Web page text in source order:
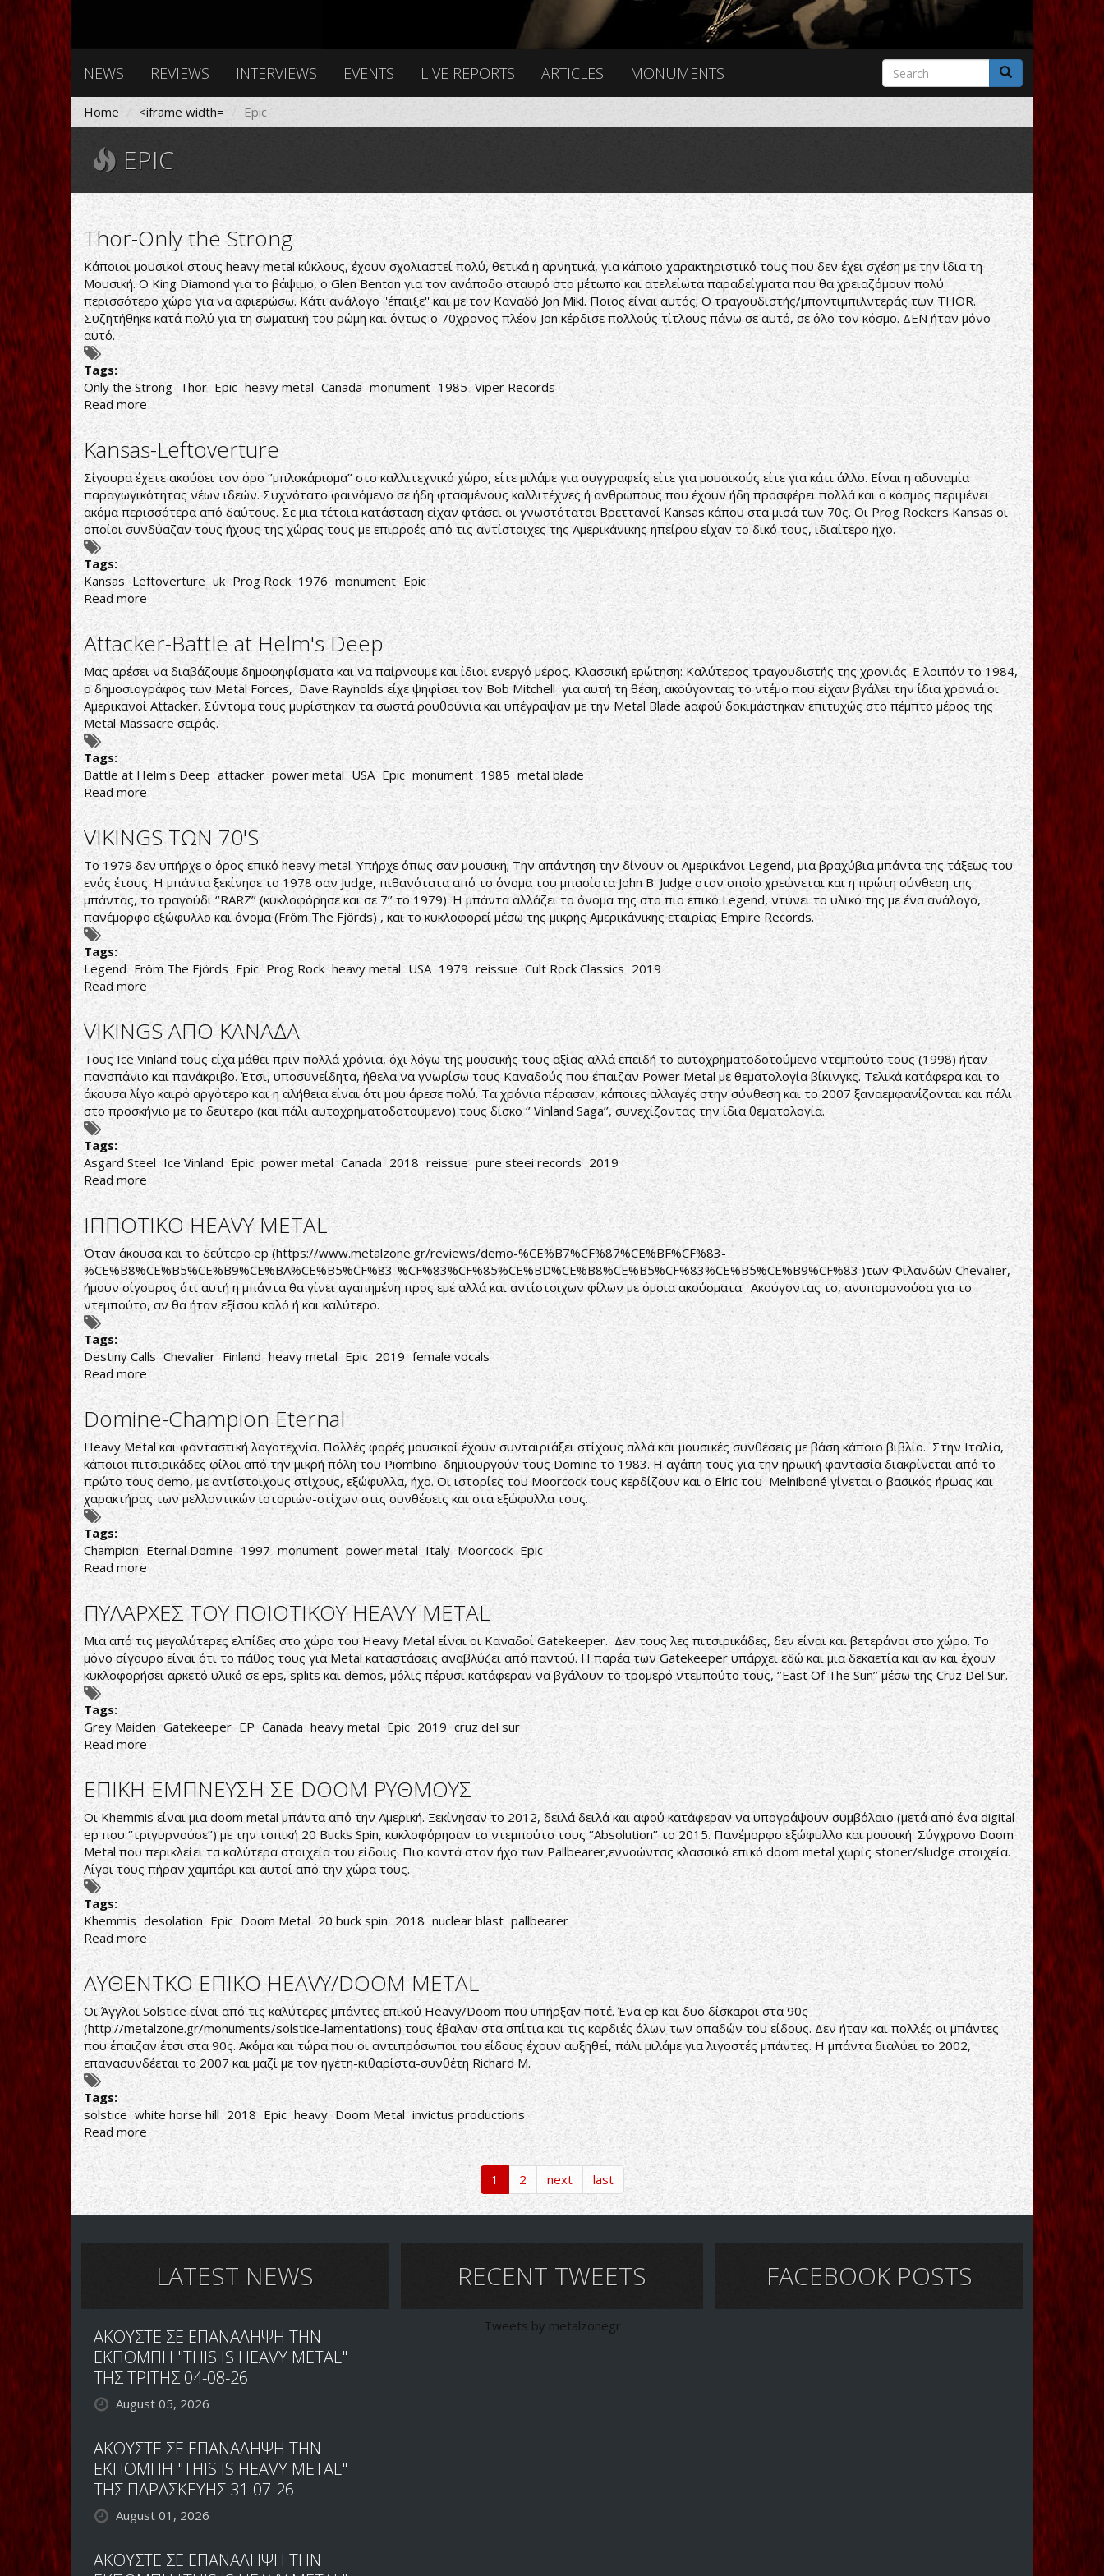
NEWS REVIEWS INTERVIEWS EVENTS LIVE REPORTS ARTICLES MONUMENTS
Search
form
Search
Home <iframe width= Epic
EPIC
Thor-Only the Strong
Κάποιοι μουσικοί στους heavy metal κύκλους, έχουν σχολιαστεί πολύ, θετικά ή αρνητικά, για κάποιο χαρακτηριστικό τους που δεν έχει σχέση με την ίδια τη
Μουσική. Ο King Diamond για το βάψιμο, o Glen Benton για τον ανάποδο σταυρό στο μέτωπο και ατελείωτα παραδείγματα που θα χρειαζόμουν πολύ
περισσότερο χώρο για να αφιερώσω. Κάτι ανάλογο ''έπαιξε'' και με τον Καναδό Jon Mikl. Ποιος είναι αυτός; Ο τραγουδιστής/μποντιμπιλντεράς των THOR.
Συζητήθηκε κατά πολύ για τη σωματική του ρώμη και όντως ο 70χρονος πλέον Jon κέρδισε πολλούς τίτλους πάνω σε αυτό, σε όλο τον κόσμο. ΔΕΝ ήταν μόνο
αυτό.
Tags:
Only the Strong Thor Epic heavy metal Canada monument 1985 Viper Records
Read more about
Thor-
Only
the
Strong
Kansas-Leftoverture
Σίγουρα έχετε ακούσει τον όρο ‘’μπλοκάρισμα’’ στο καλλιτεχνικό χώρο, είτε μιλάμε για συγγραφείς είτε για μουσικούς είτε για κάτι άλλο. Είναι η αδυναμία
παραγωγικότητας νέων ιδεών. Συχνότατο φαινόμενο σε ήδη φτασμένους καλλιτέχνες ή ανθρώπους που έχουν ήδη προσφέρει πολλά και ο κόσμος περιμένει
ακόμα περισσότερα από δαύτους. Σε μια τέτοια κατάσταση είχαν φτάσει οι γνωστότατοι Βρεττανοί Kansas κάπου στα μισά των 70ς. Οι Prog Rockers Kansas οι
οποίοι συνδύαζαν τους ήχους της χώρας τους με επιρροές από τις αντίστοιχες της Αμερικάνικης ηπείρου είχαν το δικό τους, ιδιαίτερο ήχο.
Tags:
Kansas Leftoverture uk Prog Rock 1976 monument Epic
Read more about
Kansas-
Leftoverture
Attacker-Battle at Helm's Deep
Μας αρέσει να διαβάζουμε δημοφηφίσματα και να παίρνουμε και ίδιοι ενεργό μέρος. Κλασσική ερώτηση: Καλύτερος τραγουδιστής της χρονιάς. Ε λοιπόν το 1984,
ο δημοσιογράφος των Metal Forces, Dave Raynolds είχε ψηφίσει τον Bob Mitchell για αυτή τη θέση, ακούγοντας το ντέμο που είχαν βγάλει την ίδια χρονιά οι
Αμερικανοί Attacker. Σύντομα τους μυρίστηκαν τα σωστά ρουθούνια και υπέγραψαν με την Metal Blade aαφού δοκιμάστηκαν επιτυχώς στο πέμπτο μέρος της
Metal Massacre σειράς.
Tags:
Battle at Helm's Deep attacker power metal USA Epic monument 1985 metal blade
Read more about
Attacker-
Battle
at
Helm's
Deep
VIKINGS ΤΩΝ 70'S
Το 1979 δεν υπήρχε ο όρος επικό heavy metal. Υπήρχε όπως σαν μουσική; Την απάντηση την δίνουν οι Αμερικάνοι Legend, μια βραχύβια μπάντα της τάξεως του
ενός έτους. Η μπάντα ξεκίνησε το 1978 σαν Judge, πιθανότατα από το όνομα του μπασίστα John B. Judge στον οποίο χρεώνεται και η πρώτη σύνθεση της
μπάντας, το τραγούδι ‘’RARZ’’ (κυκλοφόρησε και σε 7’’ το 1979). Η μπάντα αλλάζει το όνομα της στο πιο επικό Legend, ντύνει το υλικό της με ένα ανάλογο,
πανέμορφο εξώφυλλο και όνομα (Fröm The Fjörds) , και το κυκλοφορεί μέσω της μικρής Αμερικάνικης εταιρίας Empire Records.
Tags:
Legend Fröm The Fjörds Epic Prog Rock heavy metal USA 1979 reissue Cult Rock Classics 2019
Read more about
VIKINGS
ΤΩΝ
70'S
VIKINGS ΑΠΟ ΚΑΝΑΔΑ
Τους Ice Vinland τους είχα μάθει πριν πολλά χρόνια, όχι λόγω της μουσικής τους αξίας αλλά επειδή το αυτοχρηματοδοτούμενο ντεμπούτο τους (1998) ήταν
πανσπάνιο και πανάκριβο. Έτσι, υποσυνείδητα, ήθελα να γνωρίσω τους Καναδούς που έπαιζαν Power Metal με θεματολογία βίκινγκς. Τελικά κατάφερα και το
άκουσα λίγο καιρό αργότερο και η αλήθεια είναι ότι μου άρεσε πολύ. Τα χρόνια πέρασαν, κάποιες αλλαγές στην σύνθεση και το 2007 ξαναεμφανίζονται και πάλι
στο προσκήνιο με το δεύτερο (και πάλι αυτοχρηματοδοτούμενο) τους δίσκο ‘’ Vinland Saga’’, συνεχίζοντας την ίδια θεματολογία.
Tags:
Asgard Steel Ice Vinland Epic power metal Canada 2018 reissue pure steei records 2019
Read more about
VIKINGS
ΑΠΟ
ΚΑΝΑΔΑ
ΙΠΠΟΤΙΚΟ HEAVY METAL
Όταν άκουσα και το δεύτερο ep (https://www.metalzone.gr/reviews/demo-%CE%B7%CF%87%CE%BF%CF%83-
%CE%B8%CE%B5%CE%B9%CE%BA%CE%B5%CF%83-%CF%83%CF%85%CE%BD%CE%B8%CE%B5%CF%83%CE%B5%CE%B9%CF%83)των Φιλανδών Chevalier,
ήμουν σίγουρος ότι αυτή η μπάντα θα γίνει αγαπημένη προς εμέ αλλά και αντίστοιχων φίλων με όμοια ακούσματα. Ακούγοντας το, ανυπομονούσα για το
ντεμπούτο, αν θα ήταν εξίσου καλό ή και καλύτερο.
Tags:
Destiny Calls Chevalier Finland heavy metal Epic 2019 female vocals
Read more about
ΙΠΠΟΤΙΚΟ
HEAVY
METAL
Domine-Champion Eternal
Heavy Metal και φανταστική λογοτεχνία. Πολλές φορές μουσικοί έχουν συνταιριάξει στίχους αλλά και μουσικές συνθέσεις με βάση κάποιο βιβλίο. Στην Ιταλία,
κάποιοι πιτσιρικάδες φίλοι από την μικρή πόλη του Piombino δημιουργούν τους Domine το 1983. Η αγάπη τους για την ηρωική φαντασία διακρίνεται από το
πρώτο τους demo, με αντίστοιχους στίχους, εξώφυλλα, ήχο. Οι ιστορίες του Moorcock τους κερδίζουν και ο Elric του Melniboné γίνεται ο βασικός ήρωας και
χαρακτήρας των μελλοντικών ιστοριών-στίχων στις συνθέσεις και στα εξώφυλλα τους.
Tags:
Champion Eternal Domine 1997 monument power metal Italy Moorcock Epic
Read moreabout
Domine-
Champion
Eternal
ΠΥΛΑΡΧΕΣ ΤΟΥ ΠΟΙΟΤΙΚΟΥ HEAVY METAL
Μια από τις μεγαλύτερες ελπίδες στο χώρο του Heavy Metal είναι οι Καναδοί Gatekeeper. Δεν τους λες πιτσιρικάδες, δεν είναι και βετεράνοι στο χώρο. Το
μόνο σίγουρο είναι ότι το πάθος τους για Metal καταστάσεις αναβλύζει από παντού. Η παρέα των Gatekeeper υπάρχει εδώ και μια δεκαετία και αν και έχουν
κυκλοφορήσει αρκετό υλικό σε eps, splits και demos, μόλις πέρυσι κατάφεραν να βγάλουν το τρομερό ντεμπούτο τους, ‘’East Of The Sun’’ μέσω της Cruz Del Sur.
Tags:
Grey Maiden Gatekeeper EP Canada heavy metal Epic 2019 cruz del sur
Read moreabout
ΠΥΛΑΡΧΕΣ
ΤΟΥ
ΠΟΙΟΤΙΚΟΥ
HEAVY
METAL
ΕΠΙΚΗ ΕΜΠΝΕΥΣΗ ΣΕ DOOM ΡΥΘΜΟΥΣ
Οι Khemmis είναι μια doom metal μπάντα από την Αμερική. Ξεκίνησαν το 2012, δειλά δειλά και αφού κατάφεραν να υπογράψουν συμβόλαιο (μετά από ένα digital
ep που ‘’τριγυρνούσε’’) με την τοπική 20 Bucks Spin, κυκλοφόρησαν το ντεμπούτο τους ‘’Absolution’’ το 2015. Πανέμορφο εξώφυλλο και μουσική. Σύγχρονο Doom
Metal που περικλείει τα καλύτερα στοιχεία του είδους. Πιο κοντά στον ήχο των Pallbearer,εννοώντας κλασσικό επικό doom metal χωρίς stoner/sludge στοιχεία.
Λίγοι τους πήραν χαμπάρι και αυτοί από την χώρα τους.
Tags:
Khemmis desolation Epic Doom Metal 20 buck spin 2018 nuclear blast pallbearer
Read more about
ΕΠΙΚΗ
ΕΜΠΝΕΥΣΗ
ΣΕ
DOOM
ΡΥΘΜΟΥΣ
ΑΥΘΕΝΤΚΟ ΕΠΙΚΟ HEAVY/DOOM METAL
Οι Άγγλοι Solstice είναι από τις καλύτερες μπάντες επικού Heavy/Doom που υπήρξαν ποτέ. Ένα ep και δυο δίσκαροι στα 90ς
(http://metalzone.gr/monuments/solstice-lamentations) τους έβαλαν στα σπίτια και τις καρδιές όλων των οπαδών του είδους. Δεν ήταν και πολλές οι μπάντες
που έπαιζαν έτσι στα 90ς. Ακόμα και τώρα που οι αντιπρόσωποι του είδους έχουν αυξηθεί, πάλι μιλάμε για λιγοστές μπάντες. Η μπάντα διαλύει το 2002,
επανασυνδέεται το 2007 και μαζί με τον ηγέτη-κιθαρίστα-συνθέτη Richard M.
Tags:
solstice white horse hill 2018 Epic heavy Doom Metal invictus productions
Read more about
ΑΥΘΕΝΤΚΟ
ΕΠΙΚΟ
HEAVY/DOOM
METAL
1 2 next last
LATEST NEWS
ΑΚΟΥΣΤΕ ΣΕ ΕΠΑΝΑΛΗΨΗ ΤΗΝ
ΕΚΠΟΜΠΗ "THIS IS HEAVY METAL"
ΤΗΣ ΤΡΙΤΗΣ 04-08-26
August 05, 2026
ΑΚΟΥΣΤΕ ΣΕ ΕΠΑΝΑΛΗΨΗ ΤΗΝ
ΕΚΠΟΜΠΗ "THIS IS HEAVY METAL"
ΤΗΣ ΠΑΡΑΣΚΕΥΗΣ 31-07-26
August 01, 2026
ΑΚΟΥΣΤΕ ΣΕ ΕΠΑΝΑΛΗΨΗ ΤΗΝ
RECENT TWEETS
Tweets by metalzonegr
FACEBOOK POSTS